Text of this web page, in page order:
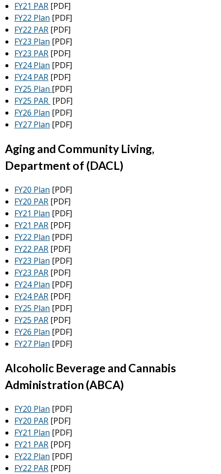
FY21 PAR [PDF]
FY22 Plan [PDF]
FY22 PAR [PDF]
FY23 Plan [PDF]
FY23 PAR [PDF]
FY24 Plan [PDF]
FY24 PAR [PDF]
FY25 Plan [PDF]
FY25 PAR [PDF]
FY26 Plan [PDF]
FY27 Plan [PDF]
Aging and Community Living,
Department of (DACL)
FY20 Plan [PDF]
FY20 PAR [PDF]
FY21 Plan [PDF]
FY21 PAR [PDF]
FY22 Plan [PDF]
FY22 PAR [PDF]
FY23 Plan [PDF]
FY23 PAR [PDF]
FY24 Plan [PDF]
FY24 PAR [PDF]
FY25 Plan [PDF]
FY25 PAR [PDF]
FY26 Plan [PDF]
FY27 Plan [PDF]
Alcoholic Beverage and Cannabis
Administration (ABCA)
FY20 Plan [PDF]
FY20 PAR [PDF]
FY21 Plan [PDF]
FY21 PAR [PDF]
FY22 Plan [PDF]
FY22 PAR [PDF]